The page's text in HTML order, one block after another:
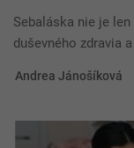
Sebaláska nie je
duševného zdravia
Andrea Jánošíková